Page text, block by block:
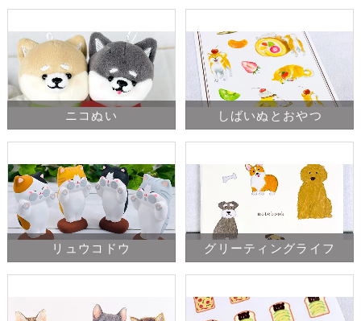
ニコぬい しばいぬとおやつ
リュウコドウ グリーティングライフ